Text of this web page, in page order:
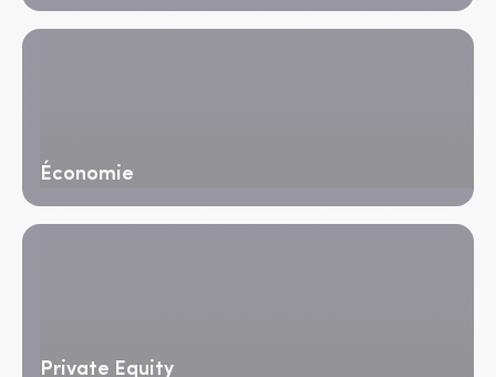
Économie
Private Equity